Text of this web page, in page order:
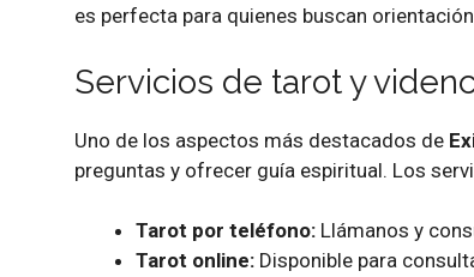
es perfecta para quienes buscan
Servicios de tarot y
Uno de los aspectos más destacados de
preguntas y ofrecer guía espiritual. Los
Tarot por teléfono: Llámanos y
Tarot online: Disponible para